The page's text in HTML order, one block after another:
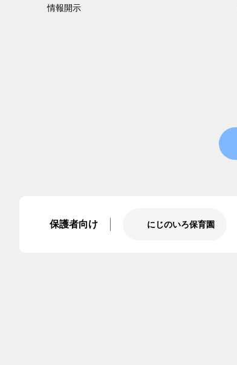
情報開示
保護者向け にじのいろ保育園